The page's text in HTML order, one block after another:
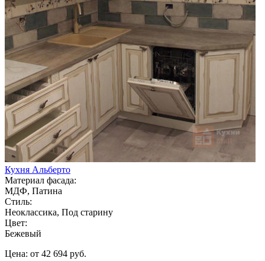
Кухня Альберто
Материал фасада:
МДФ, Патина
Стиль:
Неоклассика, Под старину
Цвет:
Бежевый
Цена: от 42 694 руб.